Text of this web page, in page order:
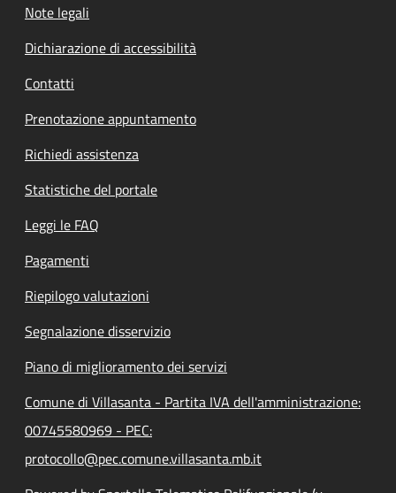
Note legali
Dichiarazione di accessibilità
Contatti
Prenotazione appuntamento
Richiedi assistenza
Statistiche del portale
Leggi le FAQ
Pagamenti
Riepilogo valutazioni
Segnalazione disservizio
Piano di miglioramento dei servizi
Comune di Villasanta - Partita IVA dell'amministrazione:
00745580969 - PEC:
protocollo@pec.comune.villasanta.mb.it